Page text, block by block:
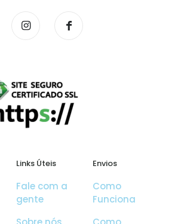
Links Úteis
Fale com a
gente
Envios
Como
Funciona